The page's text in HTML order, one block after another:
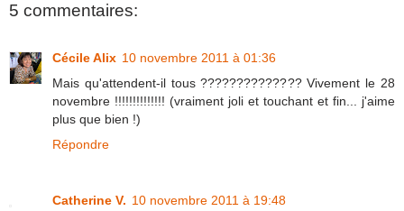
5 commentaires:
Cécile Alix 10 novembre 2011 à 01:36
Mais qu'attendent-il tous ?????????????? Vivement le 28
novembre !!!!!!!!!!!!!! (vraiment joli et touchant et fin... j'aime
plus que bien !)
Répondre
Catherine V. 10 novembre 2011 à 19:48